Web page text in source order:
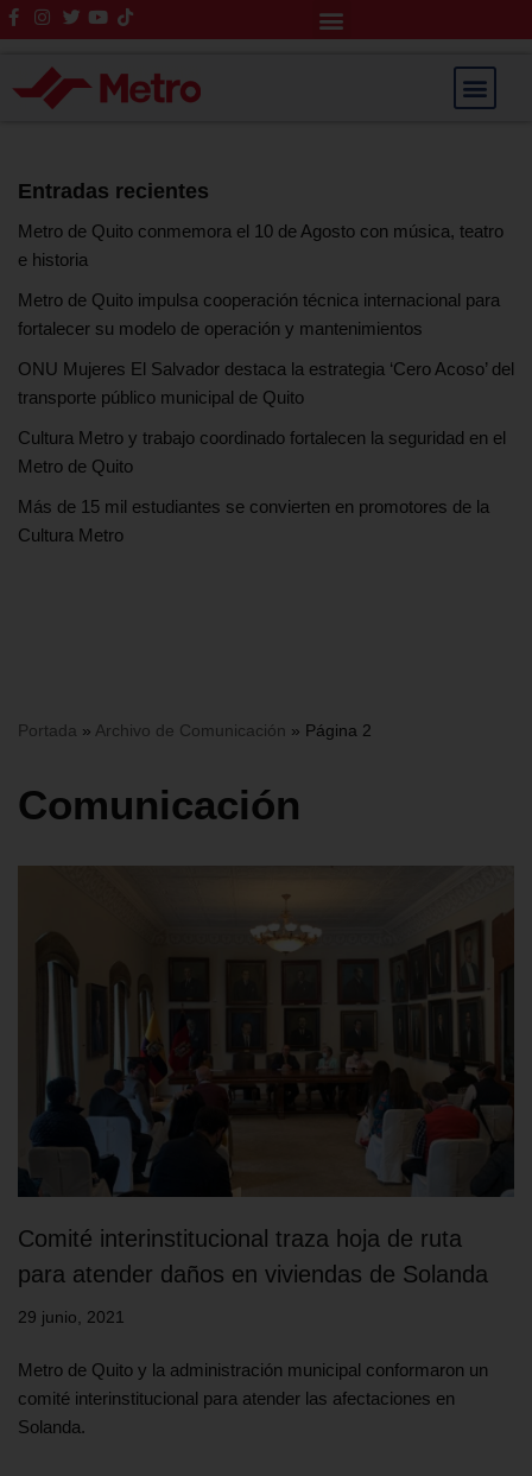
Saltar
al
Entradas recientes
Metro de Quito conmemora el 10 de Agosto con música, teatro
e historia
Metro de Quito impulsa cooperación técnica internacional para
fortalecer su modelo de operación y mantenimientos
ONU Mujeres El Salvador destaca la estrategia ‘Cero Acoso’ del
transporte público municipal de Quito
Cultura Metro y trabajo coordinado fortalecen la seguridad en el
Metro de Quito
Más de 15 mil estudiantes se convierten en promotores de la
Cultura Metro
Portada » Archivo de Comunicación » Página 2
Comunicación
Comité interinstitucional traza hoja de ruta
para atender daños en viviendas de Solanda
29 junio, 2021
Metro de Quito y la administración municipal conformaron un
comité interinstitucional para atender las afectaciones en
Solanda.